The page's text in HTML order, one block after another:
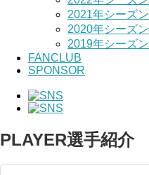
2021年シーズン
2020年シーズン
2019年シーズン
FANCLUB
SPONSOR
PLAYER選手紹介